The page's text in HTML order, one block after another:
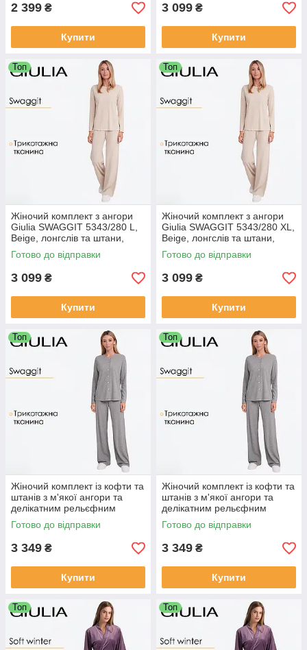
2 399 ₴
Купити
3 099 ₴
Купити
Топ
Жіночий комплект з ангори
Giulia SWAGGIT 5343/280 L,
Beige, лонгслів та штани,
трикотажний, з візерунком,
бежевий
Готово до відправки
3 099 ₴
Купити
Топ
Жіночий комплект з ангори
Giulia SWAGGIT 5343/280 XL,
Beige, лонгслів та штани,
трикотажний, з візерунком,
бежевий
Готово до відправки
3 099 ₴
Купити
Топ
Жіночий комплект із кофти та
штанів з м'якої ангори та
делікатним рельєфним
візерунком "колосок" Giulia
SWAGGIT 5813/280 M, сірий
Готово до відправки
3 349 ₴
Купити
Топ
Жіночий комплект із кофти та
штанів з м'якої ангори та
делікатним рельєфним
візерунком "колосок" Giulia
SWAGGIT 5813/280 L, сірий
Готово до відправки
3 349 ₴
Купити
Топ Топ